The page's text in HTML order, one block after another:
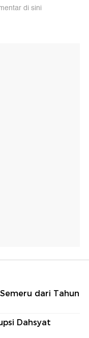
di sini
dari Tahun
Dahsyat